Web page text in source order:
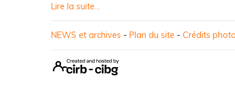
Lire la suite...
NEWS et archives - Plan du site - Crédits